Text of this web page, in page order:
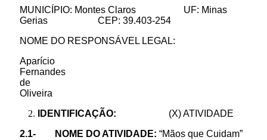
MUNICÍPIO: Montes Claros UF: Minas
Gerias CEP: 39.403-254
NOME DO RESPONSÁVEL LEGAL:
Aparício
Fernandes
de
Oliveira
IDENTIFICAÇÃO: (X) ATIVIDADE
2.1- NOME DO ATIVIDADE: “Mãos que Cuidam”